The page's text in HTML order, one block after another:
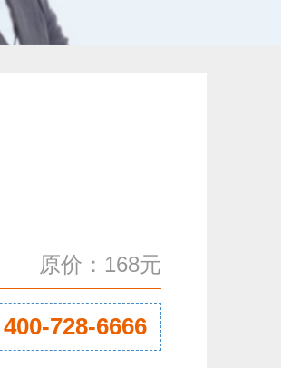
原价：168元
400-728-6666